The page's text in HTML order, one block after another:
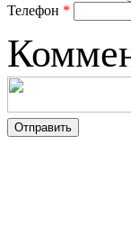
Телефон *